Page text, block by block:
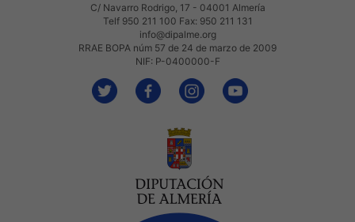
C/ Navarro Rodrigo, 17 - 04001 Almería
Telf 950 211 100 Fax: 950 211 131
info@dipalme.org
RRAE BOPA núm 57 de 24 de marzo de 2009
NIF: P-0400000-F